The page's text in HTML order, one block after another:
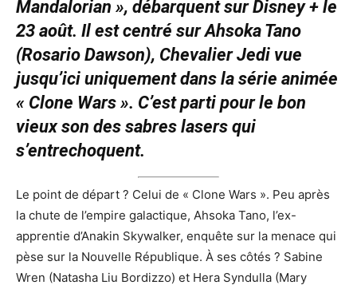
Mandalorian », débarquent sur Disney + le
23 août. Il est centré sur Ahsoka Tano
(Rosario Dawson), Chevalier Jedi vue
jusqu’ici uniquement dans la série animée
« Clone Wars ». C’est parti pour le bon
vieux son des sabres lasers qui
s’entrechoquent.
Le point de départ ? Celui de « Clone Wars ». Peu après
la chute de l’empire galactique, Ahsoka Tano, l’ex-
apprentie d’Anakin Skywalker, enquête sur la menace qui
pèse sur la Nouvelle République. À ses côtés ? Sabine
Wren (Natasha Liu Bordizzo) et Hera Syndulla (Mary